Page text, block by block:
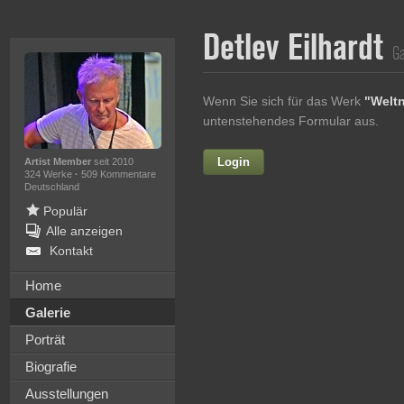
Artist Memberseit 2010
324 Werke · 509 Kommentare
Deutschland
Populär
Alle anzeigen
Kontakt
Home
Galerie
Porträt
Biografie
Ausstellungen
Detlev Eilhardt
Wenn Sie sich für das Werk
untenstehendes Formular aus.
Login